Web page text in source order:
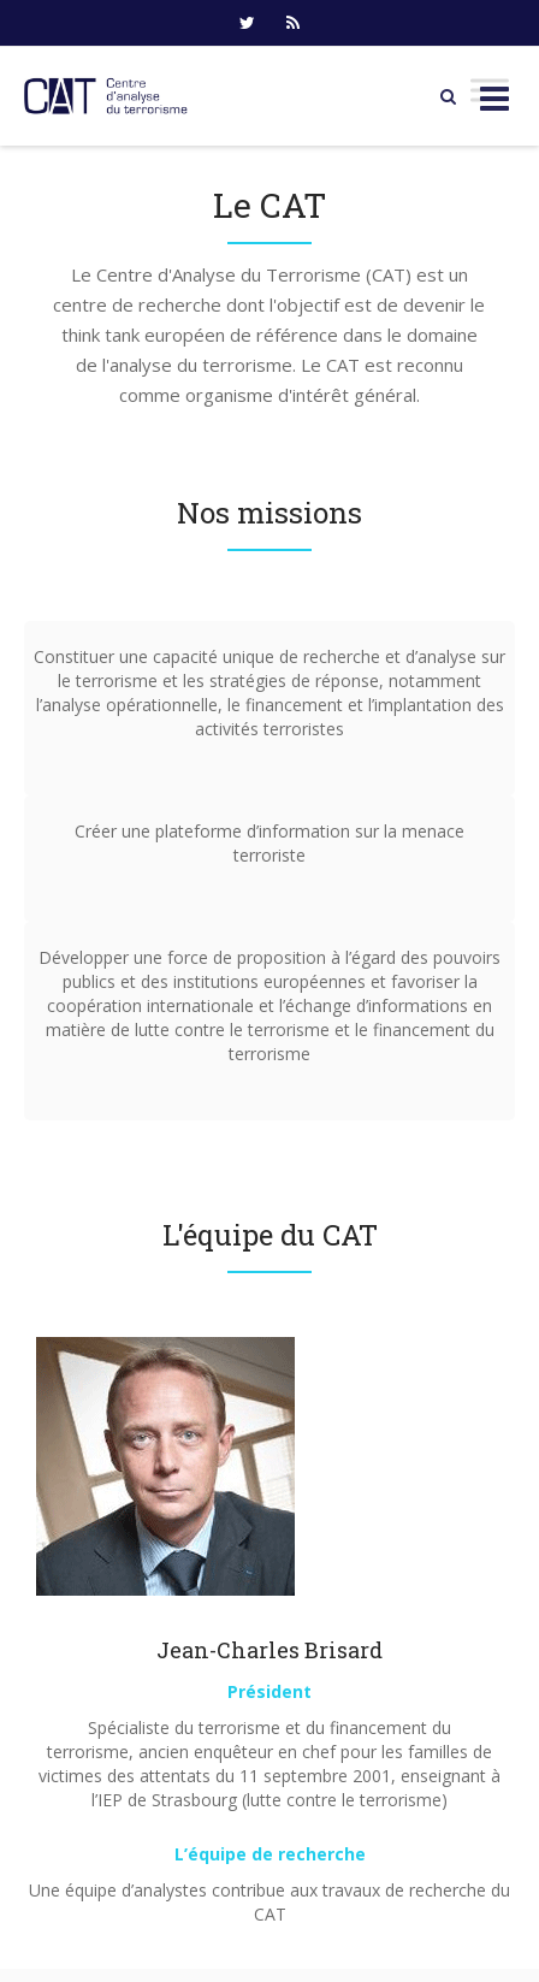
Le CAT
Le Centre d'Analyse du Terrorisme (CAT) est un
centre de recherche dont l'objectif est de devenir le
think tank européen de référence dans le domaine
de l'analyse du terrorisme. Le CAT est reconnu
comme organisme d'intérêt général.
Nos missions
Constituer une capacité unique de recherche et d’analyse sur
le terrorisme et les stratégies de réponse, notamment
l’analyse opérationnelle, le financement et l’implantation des
activités terroristes
Créer une plateforme d’information sur la menace
terroriste
Développer une force de proposition à l’égard des pouvoirs
publics et des institutions européennes et favoriser la
coopération internationale et l’échange d’informations en
matière de lutte contre le terrorisme et le financement du
terrorisme
L'équipe du CAT
Jean-Charles Brisard
Président
Spécialiste du terrorisme et du financement du
terrorisme, ancien enquêteur en chef pour les familles de
victimes des attentats du 11 septembre 2001, enseignant à
l’IEP de Strasbourg (lutte contre le terrorisme)
L’équipe de recherche
Une équipe d’analystes contribue aux travaux de recherche du
CAT